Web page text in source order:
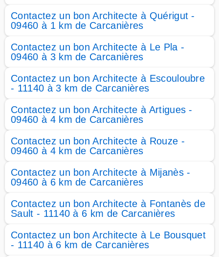
Contactez un bon Architecte à Quérigut -
09460 à 1 km de Carcanières
Contactez un bon Architecte à Le Pla -
09460 à 3 km de Carcanières
Contactez un bon Architecte à Escouloubre
- 11140 à 3 km de Carcanières
Contactez un bon Architecte à Artigues -
09460 à 4 km de Carcanières
Contactez un bon Architecte à Rouze -
09460 à 4 km de Carcanières
Contactez un bon Architecte à Mijanès -
09460 à 6 km de Carcanières
Contactez un bon Architecte à Fontanès de
Sault - 11140 à 6 km de Carcanières
Contactez un bon Architecte à Le Bousquet
- 11140 à 6 km de Carcanières